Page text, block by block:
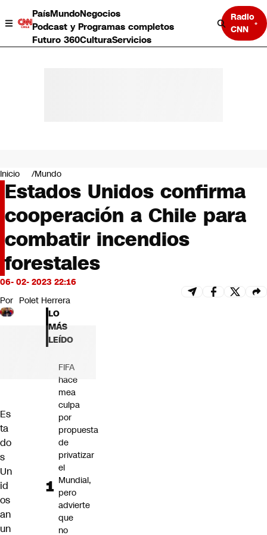
PaísMundoNegocios
Podcast y Programas completos
Futuro 360CulturaServicios
Radio
CNN
Negocios
Deportes
Programas completos
Cultura
Servicios
Bits
CNN tiempo
Futuro 360
Inicio Mundo
Estados Unidos confirma
cooperación a Chile para
combatir incendios
forestales
06- 02- 2023 22:16
Por Polet Herrera
Es
ta
do
s
Un
id
os
an
un
LO
MÁS
LEÍDO
FIFA
hace
mea
culpa
por
propuesta
de
privatizar
el
Mundial,
pero
advierte
que
no